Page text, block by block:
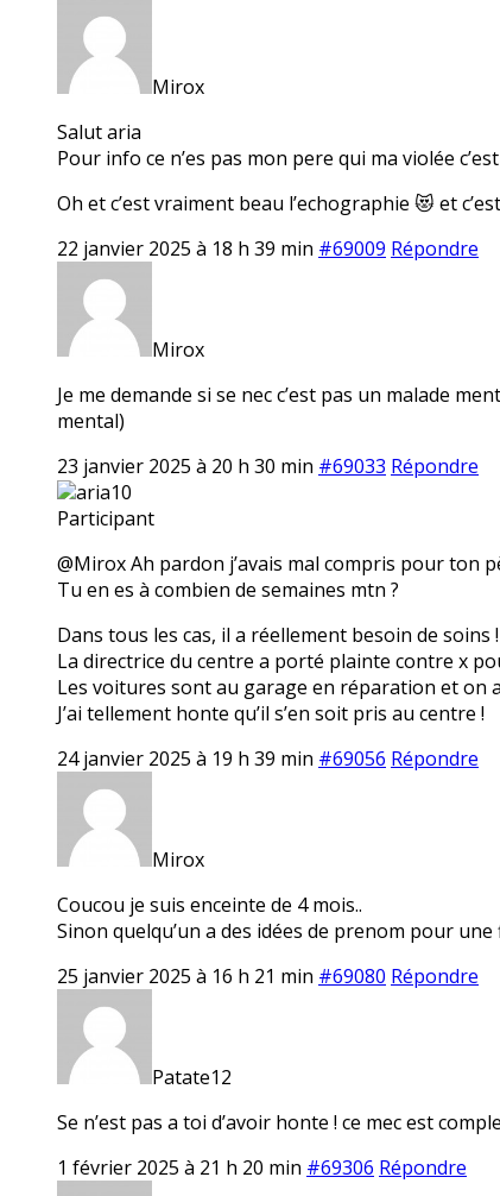
Mirox
Salut aria
Pour info ce n’es pas mon pere qui ma violée
Oh et c’est vraiment beau l’echographie 😻 et
22 janvier 2025 à 18 h 39 min #69009 Répondre
Mirox
Je me demande si se nec c’est pas un malade
mental)
23 janvier 2025 à 20 h 30 min #69033 Répondre
aria10
Participant
@Mirox Ah pardon j’avais mal compris pour ton
Tu en es à combien de semaines mtn ?
Dans tous les cas, il a réellement besoin de soins !
La directrice du centre a porté plainte contre x
Les voitures sont au garage en réparation et on
J’ai tellement honte qu’il s’en soit pris au centre !
24 janvier 2025 à 19 h 39 min #69056 Répondre
Mirox
Coucou je suis enceinte de 4 mois..
Sinon quelqu’un a des idées de prenom pour une
25 janvier 2025 à 16 h 21 min #69080 Répondre
Patate12
Se n’est pas a toi d’avoir honte ! ce mec est
1 février 2025 à 21 h 20 min #69306 Répondre